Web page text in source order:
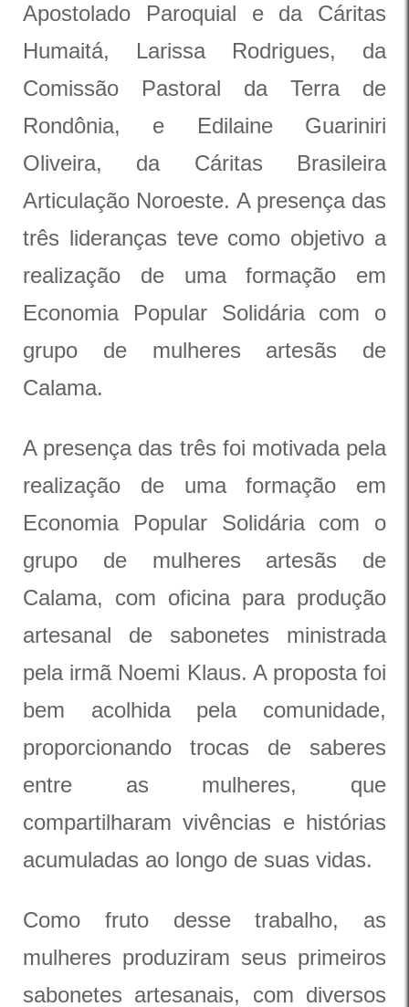
Apostolado Paroquial e da Cáritas
Humaitá, Larissa Rodrigues, da
Comissão Pastoral da Terra de
Rondônia, e Edilaine Guariniri
Oliveira, da Cáritas Brasileira
Articulação Noroeste. A presença das
três lideranças teve como objetivo a
realização de uma formação em
Economia Popular Solidária com o
grupo de mulheres artesãs de
Calama.
A presença das três foi motivada pela
realização de uma formação em
Economia Popular Solidária com o
grupo de mulheres artesãs de
Calama, com oficina para produção
artesanal de sabonetes ministrada
pela irmã Noemi Klaus. A proposta foi
bem acolhida pela comunidade,
proporcionando trocas de saberes
entre as mulheres, que
compartilharam vivências e histórias
acumuladas ao longo de suas vidas.
Como fruto desse trabalho, as
mulheres produziram seus primeiros
sabonetes artesanais, com diversos